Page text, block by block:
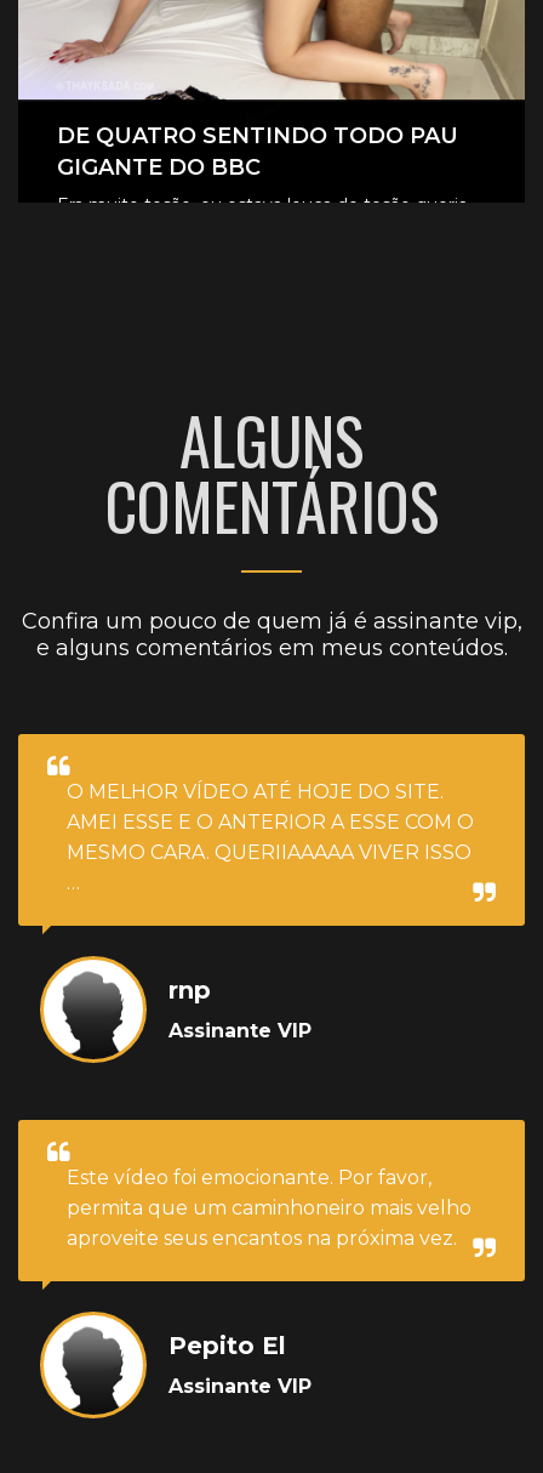
DE QUATRO SENTINDO TODO PAU
GIGANTE DO BBC
Era muito tesão, eu estava louca de tesão queria
ALGUNS
COMENTÁRIOS
Confira um pouco de quem já é assinante vip,
e alguns comentários em meus conteúdos.
O MELHOR VÍDEO ATÉ HOJE DO SITE.
AMEI ESSE E O ANTERIOR A ESSE COM O
MESMO CARA. QUERIIAAAAA VIVER ISSO
…
rnp
Assinante VIP
Este vídeo foi emocionante. Por favor,
permita que um caminhoneiro mais velho
aproveite seus encantos na próxima vez.
Pepito El
Assinante VIP